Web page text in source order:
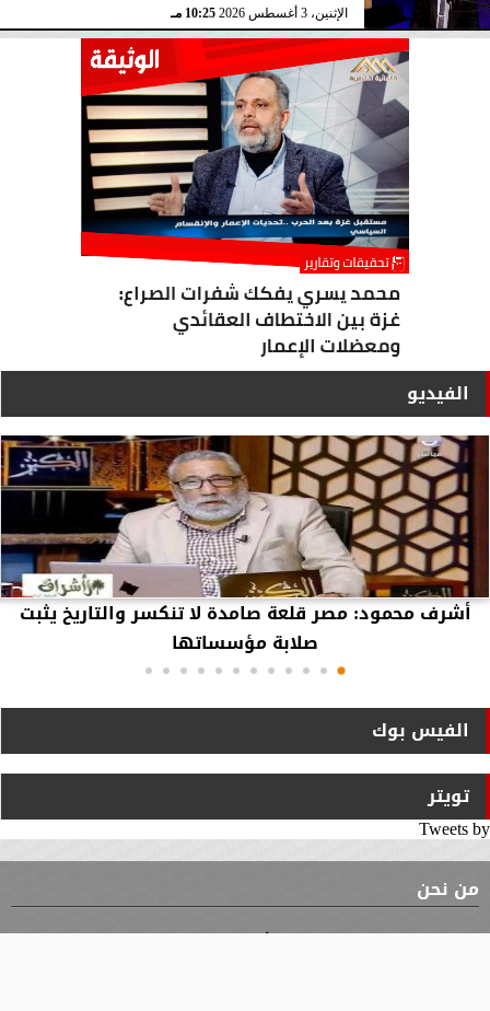
الإثنين، 3 أغسطس 2026 10:25 مـ
الفيديو
أشرف محمود: مصر قلعة صامدة لا تنكسر والتاريخ يثبت
صلابة مؤسساتها
الفيس بوك
تويتر
Tweets by
من نحن